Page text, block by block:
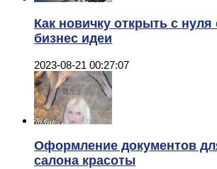
Как новичку открыть с нуля
бизнес идеи
2023-08-21 00:27:07
Оформление документов
салона красоты